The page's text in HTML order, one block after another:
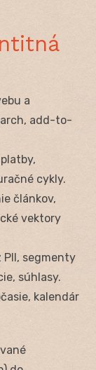
a
add-to-
cykly.
článkov,
vektory
PII, segmenty
súhlasy.
kalendár